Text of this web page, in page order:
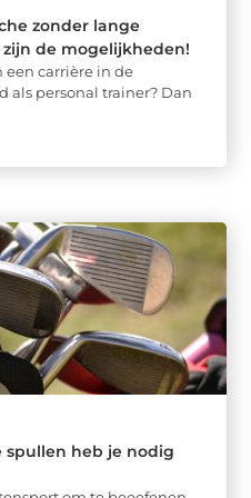
zonder lange
de mogelijkheden!
carrière in de
als personal trainer? Dan
spullen heb je nodig